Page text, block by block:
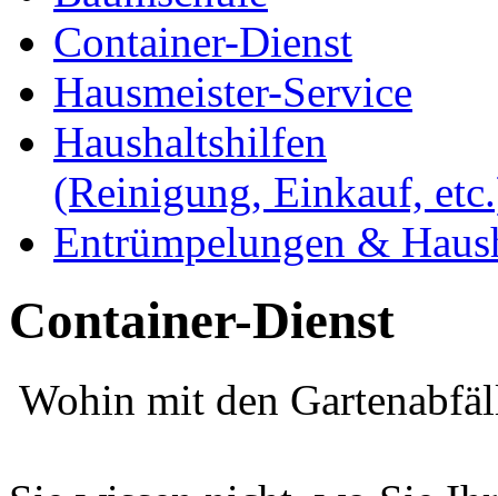
Container-Dienst
Hausmeister-Service
Haushaltshilfen
(Reinigung, Einkauf,
Entrümpelungen &
Container-Dienst
Wohin mit den